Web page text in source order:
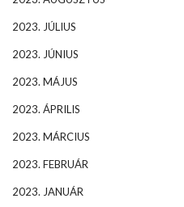
2023. JÚLIUS
2023. JÚNIUS
2023. MÁJUS
2023. ÁPRILIS
2023. MÁRCIUS
2023. FEBRUÁR
2023. JANUÁR